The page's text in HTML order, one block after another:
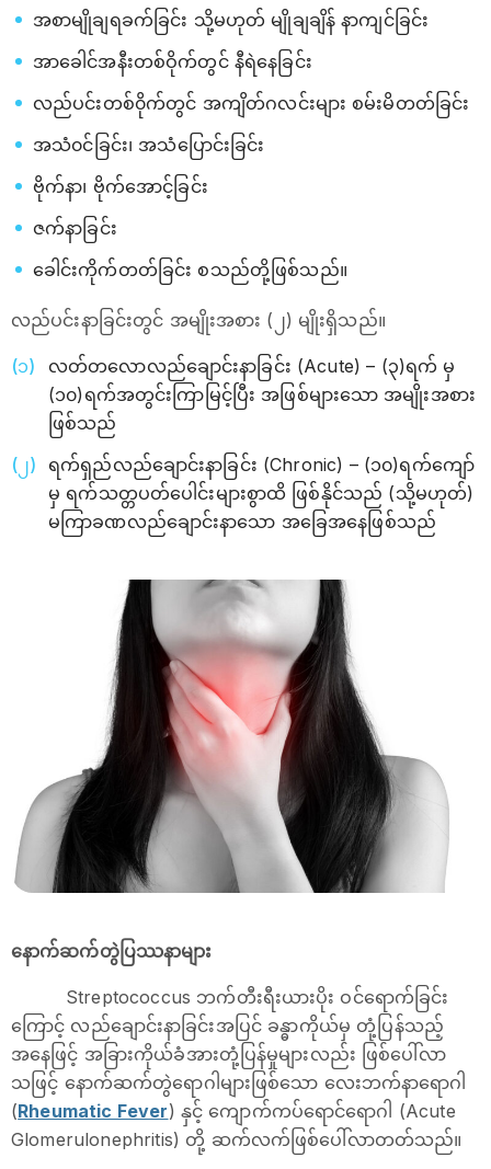
အစာမျိုချရခက်ခြင်း သို့မဟုတ် မျိုချချိန် နာကျင်ခြင်း
အာခေါင်အနီးတစ်ဝိုက်တွင် နီရဲနေခြင်း
လည်ပင်းတစ်၀ိုက်တွင် အကျိတ်ဂလင်းများ စမ်းမိတတ်ခြင်း
အသံ၀င်ခြင်း၊ အသံပြောင်းခြင်း
ဗိုက်နာ၊ ဗိုက်အောင့်ခြင်း
ဇက်နာခြင်း
ခေါင်းကိုက်တတ်ခြင်း စသည်တို့ဖြစ်သည်။
လည်ပင်းနာခြင်းတွင် အမျိုးအစား (၂) မျိုးရှိသည်။
လတ်တလောလည်ချောင်းနာခြင်း (Acute) – (၃)ရက် မှ
(၁၀)ရက်အတွင်းကြာမြင့်ပြီး အဖြစ်များသော အမျိုးအစား
ဖြစ်သည်
ရက်ရှည်လည်ချောင်းနာခြင်း (Chronic) – (၁၀)ရက်ကျော်
မှ ရက်သတ္တပတ်ပေါင်းများစွာထိ ဖြစ်နိုင်သည် (သို့မဟုတ်)
မကြာခဏလည်ချောင်းနာသော အခြေအနေဖြစ်သည်
နောက်ဆက်တွဲပြဿနာများ
Streptococcus ဘက်တီးရီးယားပိုး ဝင်ရောက်ခြင်း
ကြောင့် လည်ချောင်းနာခြင်းအပြင် ခန္ဓာကိုယ်မှ တုံ့ပြန်သည့်
အနေဖြင့် အခြားကိုယ်ခံအားတုံ့ပြန်မှုများလည်း ဖြစ်ပေါ်လာ
သဖြင့် နောက်ဆက်တွဲရောဂါများဖြစ်သော လေးဘက်နာရောဂါ
(Rheumatic Fever) နှင့် ကျောက်ကပ်ရောင်ရောဂါ (Acute
Glomerulonephritis) တို့ ဆက်လက်ဖြစ်ပေါ်လာတတ်သည်။